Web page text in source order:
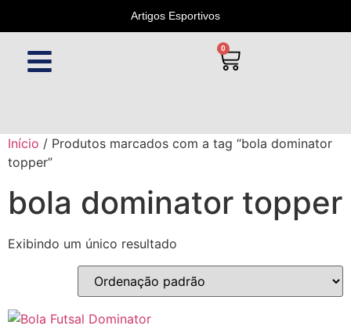
Artigos Esportivos
0
Início / Produtos marcados com a tag “bola dominator
topper”
bola dominator topper
Exibindo um único resultado